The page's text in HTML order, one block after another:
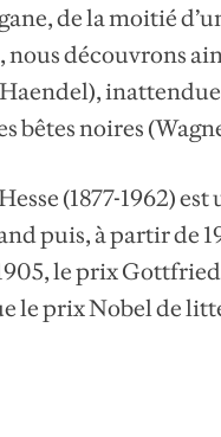
de la moitié
nous découvrons
bêtes noires
(1877-1962)
puis, à partir de
le prix Gottfried
le prix Nobel de